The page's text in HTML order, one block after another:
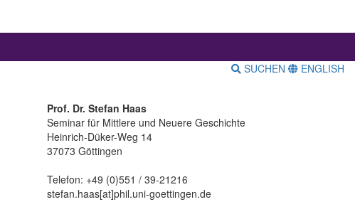
SUCHEN ENGLISH
Prof. Dr. Stefan Haas
Seminar für Mittlere und Neuere Geschichte
Heinrich-Düker-Weg 14
37073 Göttingen
Telefon: +49 (0)551 / 39-21216
stefan.haas[at]phil.uni-goettingen.de